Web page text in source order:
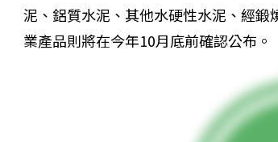
泥、鋁質水泥、其他水硬性水泥、經
業產品則將在今年10月底前確認公布。